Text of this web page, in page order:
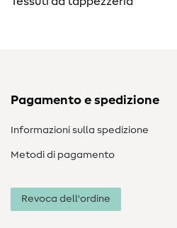
Pagamento e spedizione
Informazioni sulla spedizione
Metodi di pagamento
Revoca dell'ordine